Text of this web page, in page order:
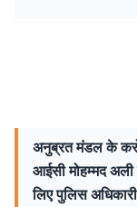
अनुब्रत मंडल के
आईसी मोहम्मद
लिए पुलिस